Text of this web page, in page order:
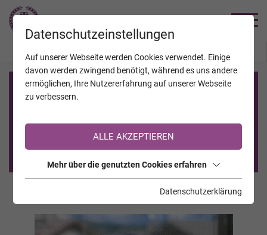
Registrierung auf TrauerHilfe.it
Sie sind noch nicht auf TrauerHilfe.it registriert?
>> zur kostenlosen Registrierung <<
Datenschutzeinstellungen
Auf unserer Webseite werden Cookies verwendet. Einige
davon werden zwingend benötigt, während es uns andere
ermöglichen, Ihre Nutzererfahrung auf unserer Webseite
zu verbessern.
ALLE AKZEPTIEREN
Mehr über die genutzten Cookies erfahren
Datenschutzerklärung
JAHRESTAGE KALENDER VERSTORBENE